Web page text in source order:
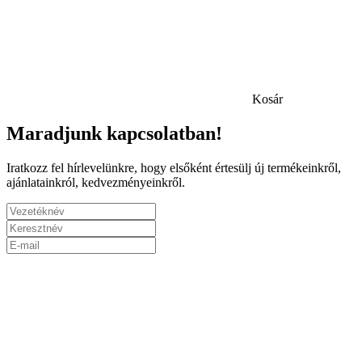
Kosár
Maradjunk kapcsolatban!
Iratkozz fel hírlevelünkre, hogy elsőként értesülj új termékeinkről,
ajánlatainkról, kedvezményeinkről.